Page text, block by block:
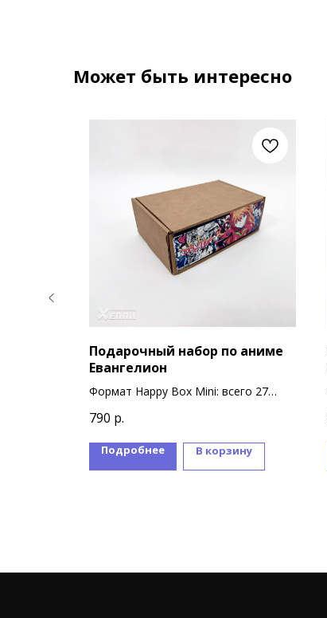
Может быть интересно
Подарочный набор по аниме
Евангелион
Формат Happy Box Mini: всего 27
790 р.
Подробнее В корзину